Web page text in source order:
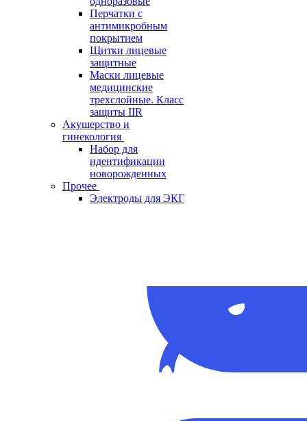
Перчатки с
антимикробным
покрытием
Щитки лицевые
защитные
Маски лицевые
медицинские
трехслойные. Класс
защиты IIR
Акушерство и
гинекология
Набор для
идентификации
новорожденных
Прочее
Электроды для ЭКГ